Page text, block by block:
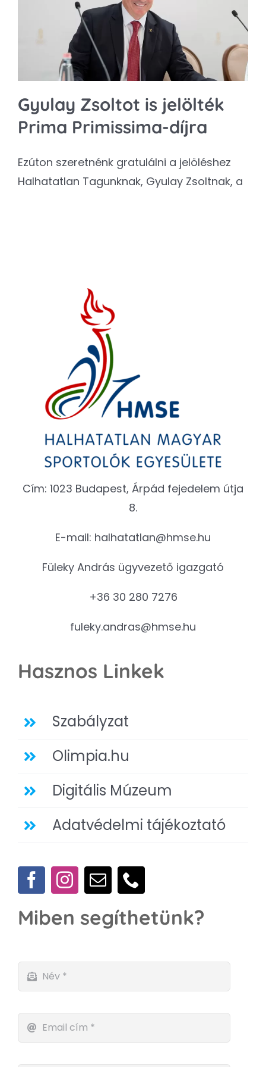
Gyulay Zsoltot is jelölték
Prima Primissima-díjra
Ezúton szeretnénk gratulálni a jelöléshez
Halhatatlan Tagunknak, Gyulay Zsoltnak, a
Cím: 1023 Budapest, Árpád fejedelem útja
8.
E-mail: halhatatlan@hmse.hu
Füleky András ügyvezető igazgató
+36 30 280 7276
fuleky.andras@hmse.hu
Hasznos Linkek
Szabályzat
Olimpia.hu
Digitális Múzeum
Adatvédelmi tájékoztató
Miben segíthetünk?